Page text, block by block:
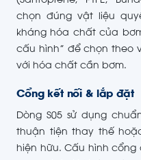
chọn đúng vật liệu
kháng hóa chất của
cấu hình” để chọn theo
với hóa chất cần bơm.
Cổng kết nối & lắp đặt
Dòng S05 sử dụng
thuận tiện thay thế
hiện hữu. Cấu hình cổng